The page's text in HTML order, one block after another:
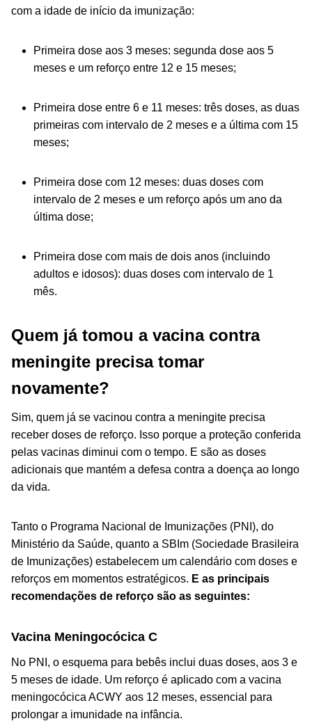
com a idade de início da imunização:
Primeira dose aos 3 meses: segunda dose aos 5
meses e um reforço entre 12 e 15 meses;
Primeira dose entre 6 e 11 meses: três doses, as duas
primeiras com intervalo de 2 meses e a última com 15
meses;
Primeira dose com 12 meses: duas doses com
intervalo de 2 meses e um reforço após um ano da
última dose;
Primeira dose com mais de dois anos (incluindo
adultos e idosos): duas doses com intervalo de 1
mês.
Quem já tomou a vacina contra
meningite precisa tomar
novamente?
Sim, quem já se vacinou contra a meningite precisa
receber doses de reforço. Isso porque a proteção conferida
pelas vacinas diminui com o tempo. E são as doses
adicionais que mantém a defesa contra a doença ao longo
da vida.
Tanto o Programa Nacional de Imunizações (PNI), do
Ministério da Saúde, quanto a SBIm (Sociedade Brasileira
de Imunizações) estabelecem um calendário com doses e
reforços em momentos estratégicos. E as principais
recomendações de reforço são as seguintes:
Vacina Meningocócica C
No PNI, o esquema para bebês inclui duas doses, aos 3 e
5 meses de idade. Um reforço é aplicado com a vacina
meningocócica ACWY aos 12 meses, essencial para
prolongar a imunidade na infância.